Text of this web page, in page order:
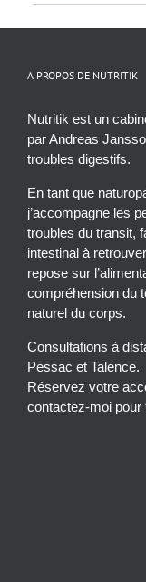
A PROPOS DE NUTRITIK
Nutritik est un
par Andreas
troubles digestifs.
En tant que
j’accompagne les
troubles du transit,
intestinal à
repose sur
compréhension du
naturel du corps.
Consultations à
Pessac et Talence.
Réservez votre
contactez-moi pour